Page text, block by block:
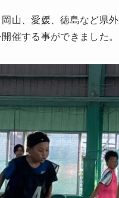
山、愛媛、徳島など県
催する事ができました。